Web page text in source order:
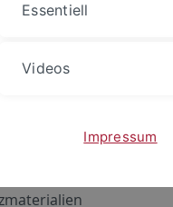
Netzwerk
Essentiell
Videos
Impressum